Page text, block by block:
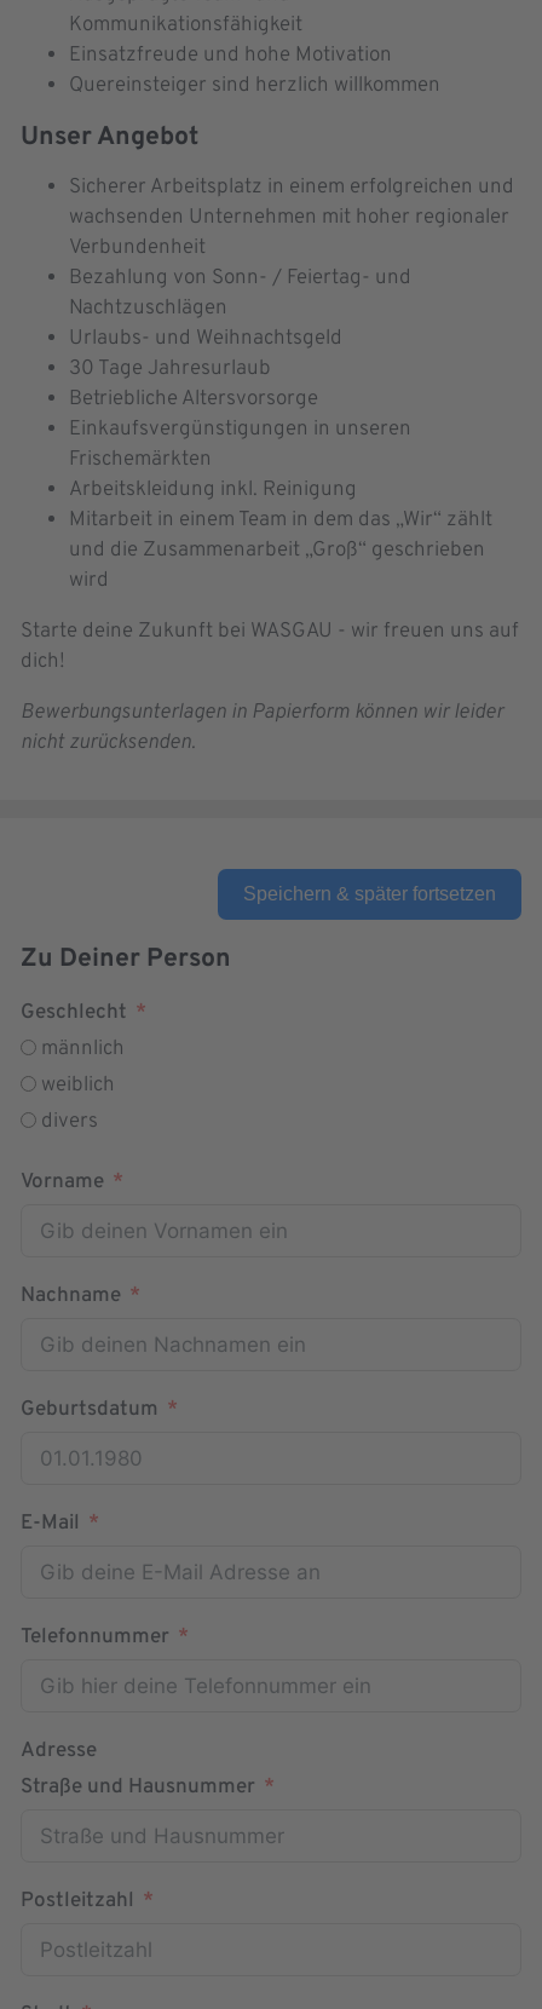
Kommunikationsfähigkeit
Einsatzfreude und hohe Motivation
Quereinsteiger sind herzlich willkommen
Unser Angebot
Sicherer Arbeitsplatz in einem erfolgreichen und
wachsenden Unternehmen mit hoher regionaler
Verbundenheit
Bezahlung von Sonn- / Feiertag- und
Nachtzuschlägen
Urlaubs- und Weihnachtsgeld
30 Tage Jahresurlaub
Betriebliche Altersvorsorge
Einkaufsvergünstigungen in unseren
Frischemärkten
Arbeitskleidung inkl. Reinigung
Mitarbeit in einem Team in dem das „Wir“ zählt
und die Zusammenarbeit „Groß“ geschrieben
wird
Starte deine Zukunft bei WASGAU - wir freuen uns auf
dich!
Bewerbungsunterlagen in Papierform können wir leider
nicht zurücksenden.
Speichern & später fortsetzen
Zu Deiner Person
Geschlecht
männlich
weiblich
divers
Vorname
Nachname
Geburtsdatum
E-Mail
Telefonnummer
Adresse
Straße und Hausnummer
Postleitzahl